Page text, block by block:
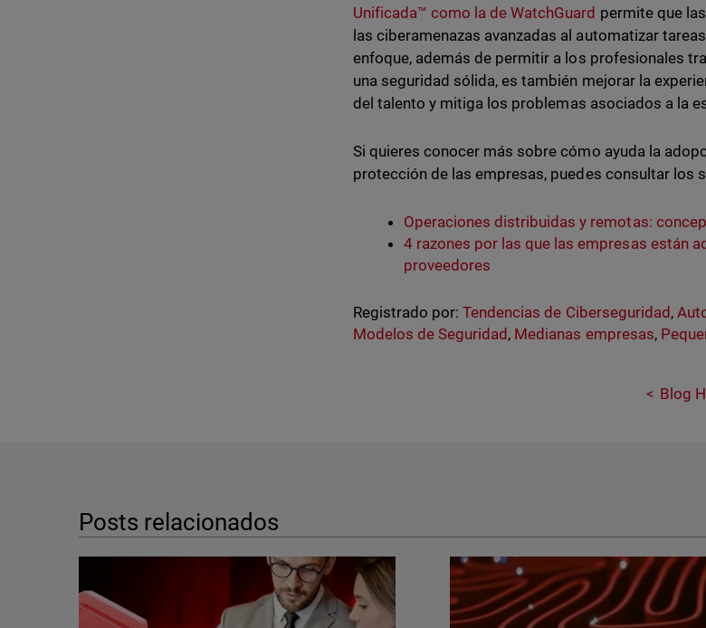
Unificada™ como la de WatchGuard permite que
las ciberamenazas avanzadas al automatizar
enfoque, además de permitir a los profesionales
una seguridad sólida, es también mejorar la
del talento y mitiga los problemas asociados a la
Si quieres conocer más sobre cómo ayuda la
protección de las empresas, puedes consultar los
Operaciones distribuidas y remotas:
4 razones por las que las empresas están
proveedores
Registrado por: Tendencias de Ciberseguridad ,
Modelos de Seguridad , Medianas empresas,
Blog
Posts relacionados